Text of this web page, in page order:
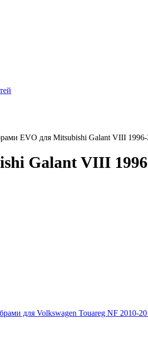
EVO для Mitsubishi Galant VIII 1996-
Galant VIII 1996-
для Volkswagen Touareg NF 2010-